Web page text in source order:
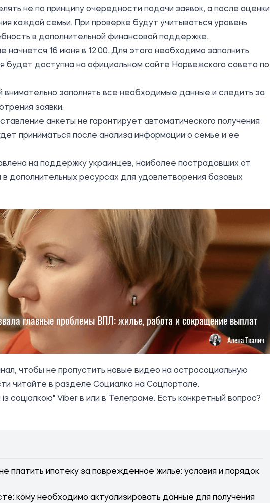
не по принципу очередности подачи заявок, а после оценки
каждой семьи. При проверке будут учитываться уровень
в дополнительной финансовой поддержке.
начнется 16 июня в 12:00. Для этого необходимо заполнить
будет доступна на официальном сайте Норвежского совета по
внимательно заполнять все необходимые данные и следить за
заявки.
анкеты не гарантирует автоматического получения
приниматься после анализа информации о семье и ее
​​на поддержку украинцев, наиболее пострадавших от
дополнительных ресурсах для удовлетворения базовых
174
главные проблемы ВПЛ: жилье, работа и сокращение выплат
Алена Ткалич
, чтобы не пропустить новые видео на остросоциальную
читайте в разделе Социалка на Соцпортале.
соціалкою" Viber в или в Телеграме. Есть конкретный вопрос?
платить ипотеку за поврежденное жилье: условия и порядок
кому необходимо актуализировать данные для получения